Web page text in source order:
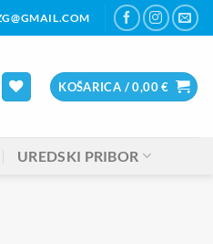
KOŠARICA /0,00€
UREDSKI PRIBOR